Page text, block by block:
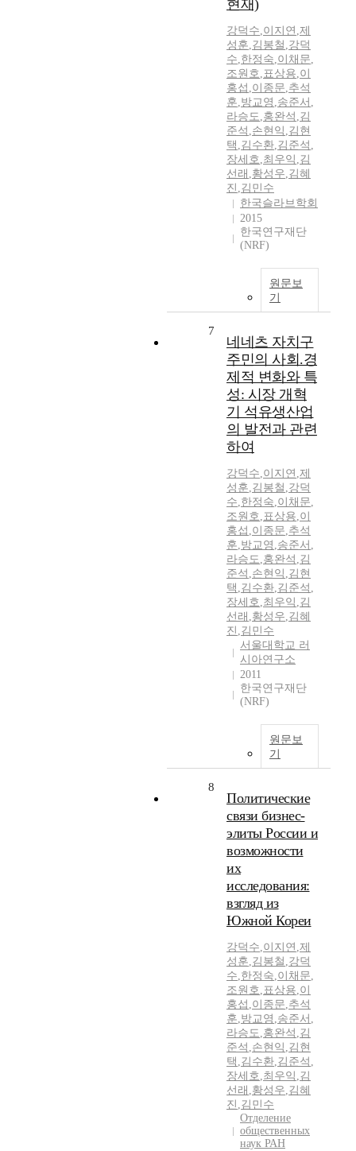
현재)
강덕수,이지연 ,제
성훈,김봉철 ,강덕
수,한정숙,이채문,
조원호,표상용,이
홍섭 ,이종문,추석
훈,방교영 ,송준서 ,
라승도,홍완석 ,김
준석 ,손현익 ,김현
택 ,김수환,김준석 ,
장세호,최우익 ,김
선래 ,황성우,김혜
진 ,김민수
한국슬라브학회
2015
한국연구재단
(NRF)
원문보
기
7
네네츠 자치구
주민의 사회.경
제적 변화와 특
성: 시장 개혁
기 석유생산업
의 발전과 관련
하여
강덕수,이지연 ,제
성훈,김봉철 ,강덕
수,한정숙,이채문,
조원호,표상용,이
홍섭 ,이종문,추석
훈,방교영 ,송준서 ,
라승도,홍완석 ,김
준석 ,손현익 ,김현
택 ,김수환,김준석 ,
장세호,최우익 ,김
선래 ,황성우,김혜
진 ,김민수
서울대학교 러
시아연구소
2011
한국연구재단
(NRF)
원문보
기
8
Политические
связи бизнес-
элиты России и
возможности
их
исследования:
взгляд из
Южной Кореи
강덕수,이지연 ,제
성훈,김봉철 ,강덕
수,한정숙,이채문,
조원호,표상용,이
홍섭 ,이종문,추석
훈,방교영 ,송준서 ,
라승도,홍완석 ,김
준석 ,손현익 ,김현
택 ,김수환,김준석 ,
장세호,최우익 ,김
선래 ,황성우,김혜
진 ,김민수
Отделение
общественных
наук РАН